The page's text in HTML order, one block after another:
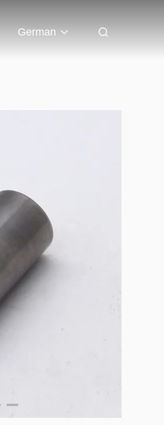
German